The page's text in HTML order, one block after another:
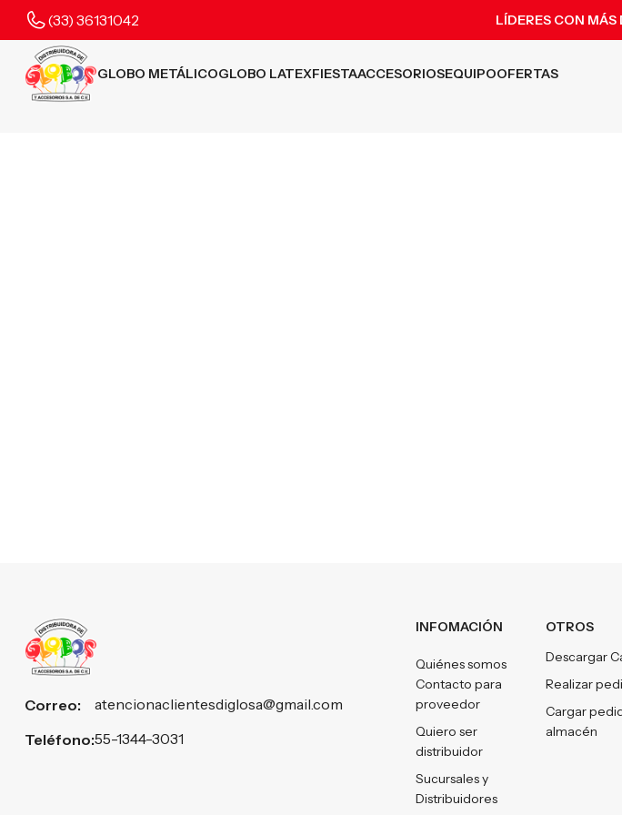
(33) 36131042 LÍDERES CON
GLOBO METÁLICOGLOBO LATEXFIESTAACCESORIOSEQUIPOOFERTAS
Correo:
Teléfono:
atencionaclientesdiglosa@gmail.com
55-1344-3031
INFOMACIÓN
Quiénes somos
Contacto para
proveedor
Quiero ser
distribuidor
Sucursales y
Distribuidores
OTROS
Descargar
Realizar
Cargar
almacén